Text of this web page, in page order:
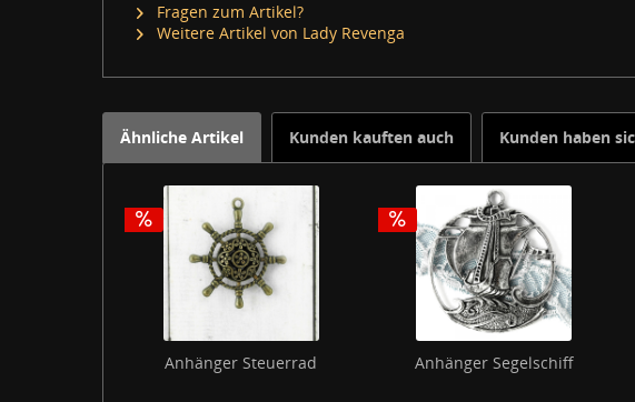
Fragen zum Artikel?
Weitere Artikel von Lady Revenga
Ähnliche Artikel Kunden kauften auch Kunden haben
Anhänger Steuerrad Anhänger Segelschiff